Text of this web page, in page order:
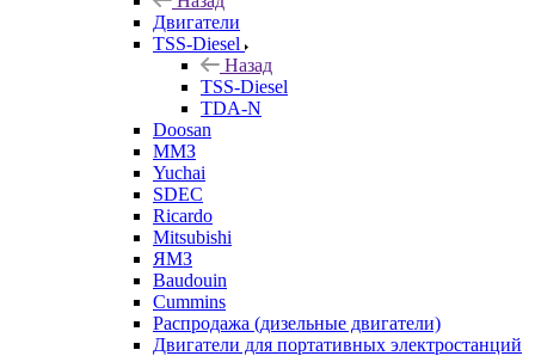
Двигатели
TSS-Diesel
Назад
TSS-Diesel
TDA-N
Doosan
ММЗ
Yuchai
SDEC
Ricardo
Mitsubishi
ЯМЗ
Baudouin
Cummins
Распродажа (дизельные двигатели)
Двигатели для портативных электростанций